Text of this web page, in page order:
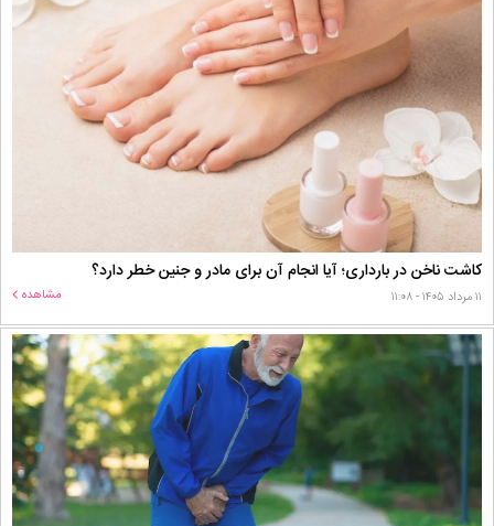
کاشت ناخن در بارداری؛ آیا انجام آن برای مادر و جنین خطر دارد؟
۱۱ مرداد ۱۴۰۵ - ۱۱:۰۸ مشاهده